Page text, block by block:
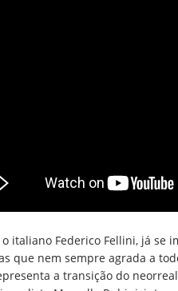
italiano Federico Fellini, já se
que nem sempre agrada a
a transição do